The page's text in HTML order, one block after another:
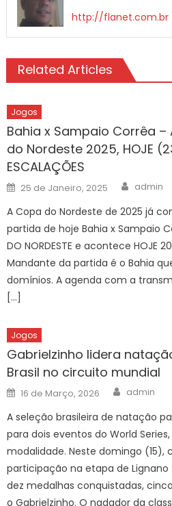
http://flanet.com.br
Related Articles
Jogos
Bahia x Sampaio Corrêa
do Nordeste 2025, HOJE
ESCALAÇÕES
Posted
on
25 de Janeiro, 2025 Author
admin
A Copa do Nordeste de 2025 já
partida de hoje Bahia x Sampaio
DO NORDESTE e acontece HOJE
Mandante da partida é o Bahia
domínios. A agenda com a
[…]
Jogos
Gabrielzinho lidera
Brasil no circuito mundial
Posted
on
16 de Março, 2026 Author
admin
A seleção brasileira de natação
para dois eventos do World
modalidade. Neste domingo (15),
participação na etapa de Lignano
dez medalhas conquistadas,
o Gabrielzinho. O nadador da